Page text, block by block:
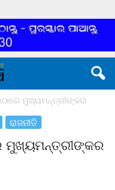
ମୁଖ୍ୟମନ୍ତ୍ରୀଙ୍କର
ରାଜନୀତି
ମୁଖ୍ୟମନ୍ତ୍ରୀଙ୍କର